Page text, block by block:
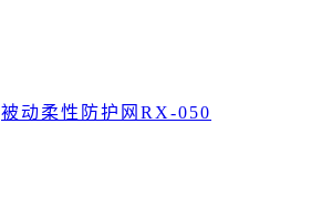
被动柔性防护网RX-050